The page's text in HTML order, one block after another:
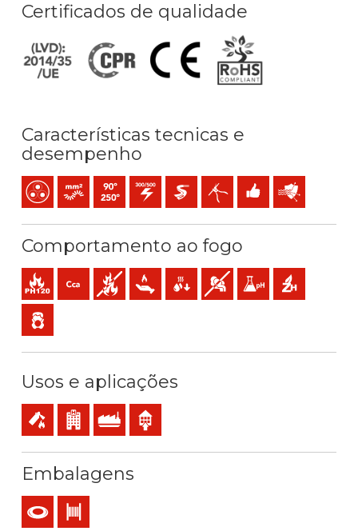
Certificados de qualidade
Características tecnicas e
desempenho
MulticondutorCondutor flexível cableado (classe 5) mm2
Temperatura máx. serviço: 90ºC / 250ºC
300 / 500 V C.A.Extra-deslizanteFácil descascado
Fácil instalação
Proteção
Comportamento ao fogo
Resistência ao fogo
Cca-s1b,d1,a1 (reacção ao fogo)
Não propagador do incêndio
Baixa emissão de calor
Baixa produção de gotículas
Baixa opacidade e produção
Baixa acidez e
Sem
Baixa emissão de gases tóxicos
Usos e aplicações
Instalações de segurança em caso de incêndio
Estabelecimentos recebendo público
Uso industrialUtilização interior
Embalagens
Bobina